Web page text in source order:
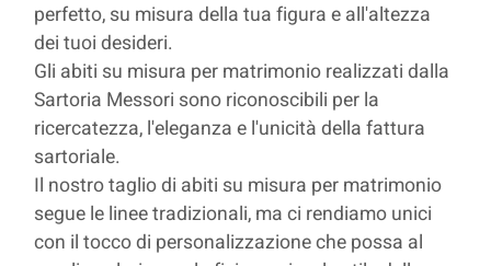
perfetto, su misura della tua figura e all'altezza
dei tuoi desideri.
Gli abiti su misura per matrimonio realizzati dalla
Sartoria Messori sono riconoscibili per la
ricercatezza, l'eleganza e l'unicità della fattura
sartoriale.
Il nostro taglio di abiti su misura per matrimonio
segue le linee tradizionali, ma ci rendiamo unici
con il tocco di personalizzazione che possa al